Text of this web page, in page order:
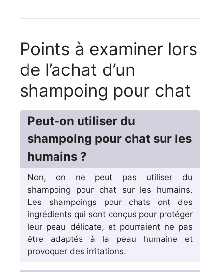
Points à examiner lors
de l’achat d’un
shampoing pour chat
Peut-on utiliser du
shampoing pour chat sur les
humains ?
Non, on ne peut pas utiliser du
shampoing pour chat sur les humains.
Les shampoings pour chats ont des
ingrédients qui sont conçus pour protéger
leur peau délicate, et pourraient ne pas
être adaptés à la peau humaine et
provoquer des irritations.